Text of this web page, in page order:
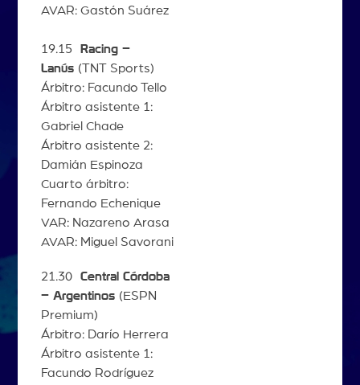
AVAR: Gastón Suárez
19.15
Racing –
Lanús (TNT Sports)
Árbitro: Facundo Tello
Árbitro asistente 1:
Gabriel Chade
Árbitro asistente 2:
Damián Espinoza
Cuarto árbitro:
Fernando Echenique
VAR: Nazareno Arasa
AVAR: Miguel Savorani
21.30 Central Córdoba
– Argentinos (ESPN
Premium)
Árbitro: Darío Herrera
Árbitro asistente 1:
Facundo Rodríguez